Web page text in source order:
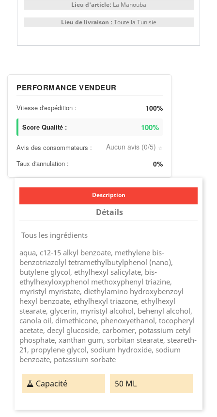
Lieu d'article: La Manouba
Lieu de livraison : Toute la Tunisie
PERFORMANCE VENDEUR
Vitesse d'expédition : 100%
Score Qualité : 100%
Avis des consommateurs : Aucun avis (0/5) ⭐
Taux d'annulation : 0%
Description
Détails
Tous les ingrédients
aqua, c12-15 alkyl benzoate, methylene bis-
benzotriazolyl tetramethylbutylphenol (nano),
butylene glycol, ethylhexyl salicylate, bis-
ethylhexyloxyphenol methoxyphenyl triazine,
myristyl myristate, diethylamino hydroxybenzoyl
hexyl benzoate, ethylhexyl triazone, ethylhexyl
stearate, glycerin, myristyl alcohol, behenyl alcohol,
canola oil, dimethicone, phenoxyethanol, tocopheryl
acetate, decyl glucoside, carbomer, potassium cetyl
phosphate, xanthan gum, sorbitan stearate, steareth-
21, propylene glycol, sodium hydroxide, sodium
benzoate, potassium sorbate
Capacité 50 ML